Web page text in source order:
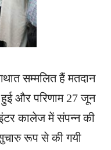
सम्मलित हैं मतदान
और परिणाम 27 जून
कालेज में संपन्न की
रूप से की गयी